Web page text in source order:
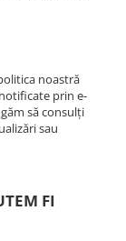
noastră
prin e-
să consulți
sau
FI